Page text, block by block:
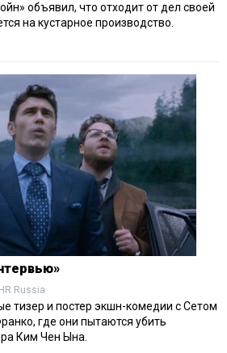
объявил, что отходит от дел своей
на кустарное производство.
Russia
тизер и постер экшн-комедии с Сетом
где они пытаются убить
Ким Чен Ына.